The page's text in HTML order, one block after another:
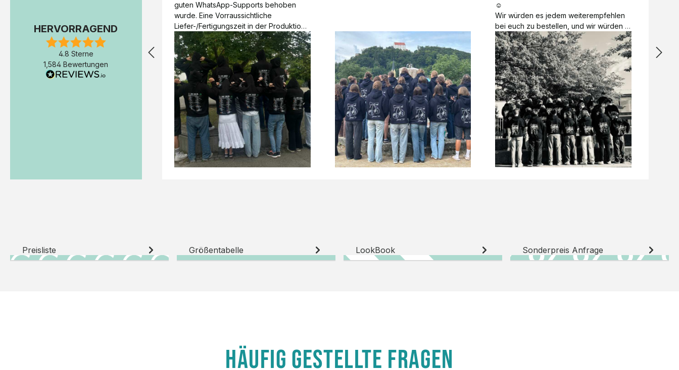
HERVORRAGEND
4.8 Sterne
1,584 Bewertungen
guten WhatsApp-Supports behoben
wurde. Eine Vorraussichtliche
Liefer-/Fertigungszeit in der Produktion
wäre hilfreich. Die Produktion dauerte 7
Werktage (inkl. Samstage und ohne
Express-Produktion), die Lieferung
erfolgte schon am Tag nach der
Fertigstellung der Produktion.
☺️
Wir würden es jedem weiterempfehlen
bei euch zu bestellen, und wir würden
es auch sofort nochmal tun!
Vielen Dank für alles 😊
Preisliste Größentabelle LookBook Sonderpreis Anfrage
HÄUFIG GESTELLTE FRAGEN